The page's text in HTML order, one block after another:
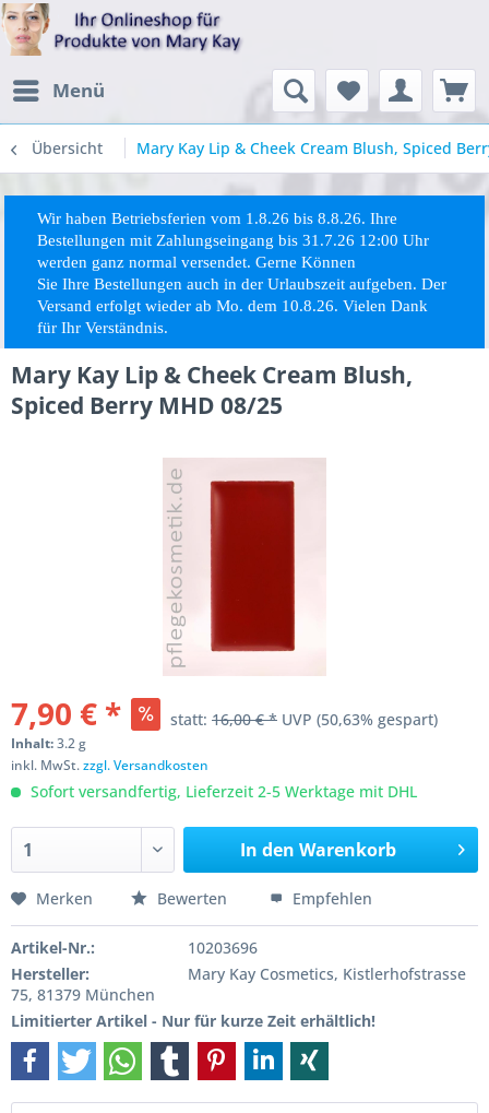
Menü
Übersicht Mary Kay Lip & Cheek Cream Blush, Spiced
Wir haben Betriebsferien vom 1.8.26 bis 8.8.26. Ihre
Bestellungen mit Zahlungseingang bis 31.7.26 12:00 Uhr
werden ganz normal versendet. Gerne Können
SieIhreBestellungen auch in der Urlaubszeit aufgeben. Der
Versand erfolgt wieder ab Mo. dem 10.8.26. Vielen Dank
für Ihr Verständnis.
Mary Kay Lip & Cheek Cream Blush,
Spiced Berry MHD 08/25
7,90 € * statt: 16,00 € * UVP (50,63% gespart)
Inhalt:3.2 g
inkl. MwSt.zzgl. Versandkosten
Sofort versandfertig, Lieferzeit 2-5 Werktage mit DHL
In den Warenkorb
Merken Bewerten Empfehlen
Artikel-Nr.:
10203696
Hersteller:
Mary Kay Cosmetics, Kistlerhofstrasse
75, 81379 München
Limitierter Artikel - Nur für kurze Zeit erhältlich!